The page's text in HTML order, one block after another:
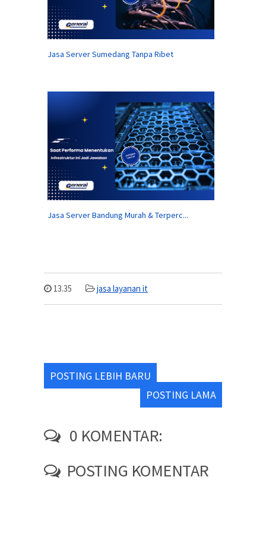
Jasa Server Sumedang Tanpa Ribet
Jasa Server Bandung Murah & Terperc...
13.35 jasa layanan it
POSTING LEBIH BARU
POSTING LAMA
0 KOMENTAR:
POSTING KOMENTAR